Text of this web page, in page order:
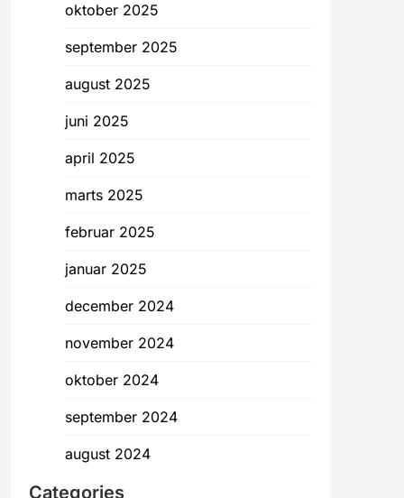
oktober 2025
september 2025
august 2025
juni 2025
april 2025
marts 2025
februar 2025
januar 2025
december 2024
november 2024
oktober 2024
september 2024
august 2024
Categories